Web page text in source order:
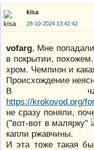
kisa
28-10-2024 13:42:42
vofarg, Мне
в покрытии,
хром. Чемпион и
Происхождение
В
https://krokovod.org/
не сразу поняли,
("вот-вот в малярку"
капли ржавчины.
И эта тоже такая